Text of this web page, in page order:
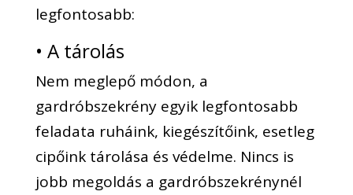
legfontosabb:
• A tárolás
Nem meglepő módon, a
gardróbszekrény egyik legfontosabb
feladata ruháink, kiegészítőink, esetleg
cipőink tárolása és védelme. Nincs is
jobb megoldás a gardróbszekrénynél